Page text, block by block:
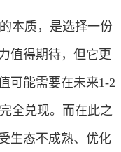
本质，是选择一份
值得期待，但它更
可能需要在未来1-2
全兑现。而在此之
生态不成熟、优化